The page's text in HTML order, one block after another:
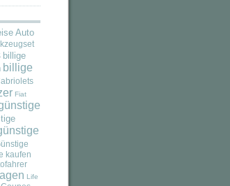
Auto
billige
billige
Fiat
kaufen
Life